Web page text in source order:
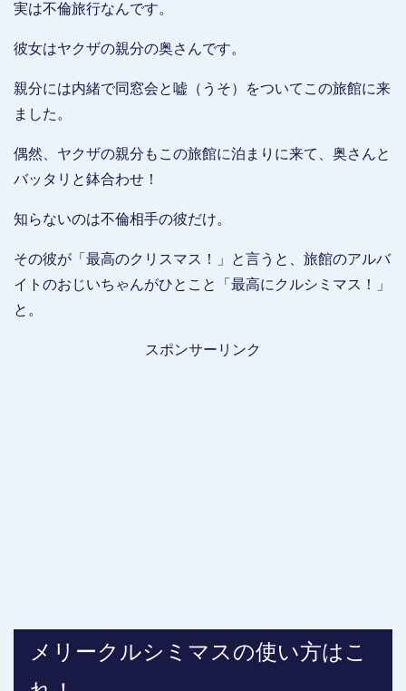
実は不倫旅行なんです。
彼女はヤクザの親分の奥さんです。
親分には内緒で同窓会と嘘（うそ）をついてこの旅館に来
ました。
偶然、ヤクザの親分もこの旅館に泊まりに来て、奥さんと
バッタリと鉢合わせ！
知らないのは不倫相手の彼だけ。
その彼が「最高のクリスマス！」と言うと、旅館のアルバ
イトのおじいちゃんがひとこと「最高にクルシミマス！」
と。
スポンサーリンク
メリークルシミマスの使い方はこ